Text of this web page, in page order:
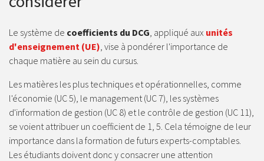
Le système de coefficients du DCG, appliqué aux unités
d'enseignement (UE), vise à pondérer l'importance de
chaque matière au sein du cursus.
Les matières les plus techniques et opérationnelles, comme
l'économie (UC 5), le management (UC 7), les systèmes
d'information de gestion (UC 8) et le contrôle de gestion (UC 11),
se voient attribuer un coefficient de 1, 5. Cela témoigne de leur
importance dans la formation de futurs experts-comptables.
Les étudiants doivent donc y consacrer une attention